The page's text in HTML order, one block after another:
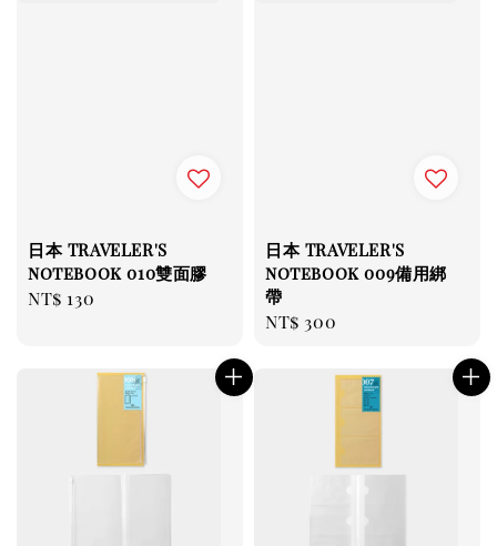
日本 TRAVELER'S
notebook 010雙面膠
Regular
NT$ 130
日本 TRAVELER'S
notebook 009備用綁
帶
Regular
NT$ 300